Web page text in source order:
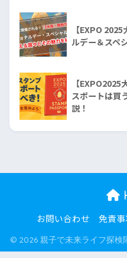
【EXPO
ルデー＆スペ
【
スポートは買
説！
お問い合わせ 免責
© 2026 親子で未来ライフ探検